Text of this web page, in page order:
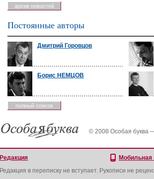
архив новостей
Постоянные авторы
Дмитрий Горовцов
Борис НЕМЦОВ
полный список
© 2008 Особая буква
Редакция Мобильная
Редакция в переписку не вступает. Рукописи не